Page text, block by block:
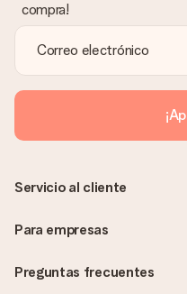
compra!
Preguntas frecuentes
Servicio al cliente
Para empresas